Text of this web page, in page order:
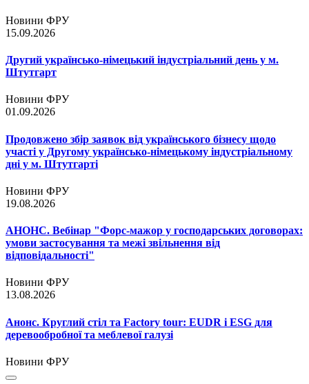
Новини ФРУ
15.09.2026
Другий українсько-німецький індустріальний день у м.
Штутгарт
Новини ФРУ
01.09.2026
Продовжено збір заявок від українського бізнесу щодо
участі у Другому українсько-німецькому індустріальному
дні у м. Штутгарті
Новини ФРУ
19.08.2026
АНОНС. Вебінар "Форс-мажор у господарських договорах:
умови застосування та межі звільнення від
відповідальності"
Новини ФРУ
13.08.2026
Анонс. Круглий стіл та Factory tour: EUDR і ESG для
деревообробної та меблевої галузі
Новини ФРУ